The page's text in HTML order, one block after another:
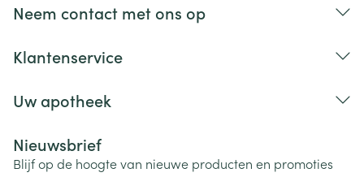
Neem contact met ons op
Klantenservice
Uw apotheek
Nieuwsbrief
Blijf op de hoogte van nieuwe producten en promoties